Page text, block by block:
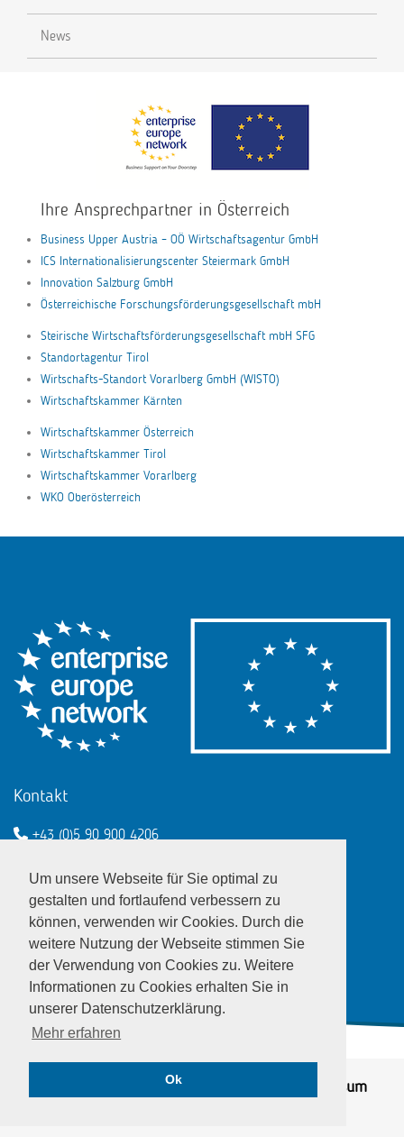
Um unsere Webseite für Sie optimal zu
gestalten und fortlaufend verbessern zu
können, verwenden wir Cookies. Durch die
weitere Nutzung der Webseite stimmen Sie
der Verwendung von Cookies zu. Weitere
Informationen zu Cookies erhalten Sie in
unserer Datenschutzerklärung.
Mehr erfahren
Ok
News
Ihre Ansprechpartner in Österreich
Business Upper Austria – OÖ Wirtschaftsagentur GmbH
ICS Internationalisierungscenter Steiermark GmbH
Innovation Salzburg GmbH
Österreichische Forschungsförderungsgesellschaft mbH
Steirische Wirtschaftsförderungsgesellschaft mbH SFG
Standortagentur Tirol
Wirtschafts-Standort Vorarlberg GmbH (WISTO)
Wirtschaftskammer Kärnten
Wirtschaftskammer Österreich
Wirtschaftskammer Tirol
Wirtschaftskammer Vorarlberg
WKO Oberösterreich
Kontakt
+43 (0)5 90 900 4206
Enterprise Europe Network - EU
LinkedInTwitterYoutubeFacebook
© EEN Austria 2026 Impressum